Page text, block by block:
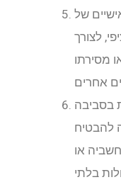
של
לצורך
מסירתו
בסביבה
להבטיח
או
בלתי